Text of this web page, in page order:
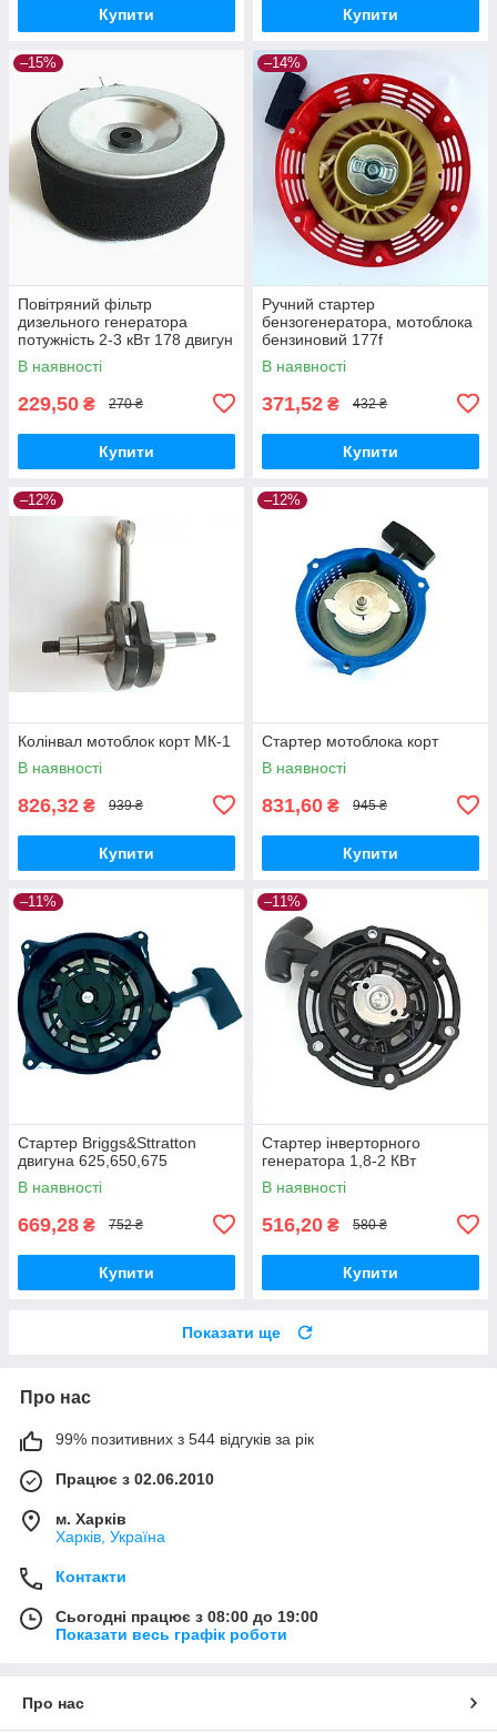
Купити Купити
–15%
Повітряний фільтр
дизельного генератора
потужність 2-3 кВт 178 двигун
В наявності
229,50 ₴ 270 ₴
Купити
–14%
Ручний стартер
бензогенератора, мотоблока
бензиновий 177f
В наявності
371,52 ₴ 432 ₴
Купити
–12%
Колінвал мотоблок корт МК-1
В наявності
826,32 ₴ 939 ₴
Купити
–12%
Стартер мотоблока корт
В наявності
831,60 ₴ 945 ₴
Купити
–11%
Стартер Briggs&Sttratton
двигуна 625,650,675
В наявності
669,28 ₴ 752 ₴
Купити
–11%
Стартер інверторного
генератора 1,8-2 КВт
В наявності
516,20 ₴ 580 ₴
Купити
Показати ще
Про нас
99% позитивних з 544 відгуків за рік
Працює з 02.06.2010
м. Харків
Харків, Україна
Контакти
Сьогодні працює з 08:00 до 19:00
Показати весь графік роботи
Про нас